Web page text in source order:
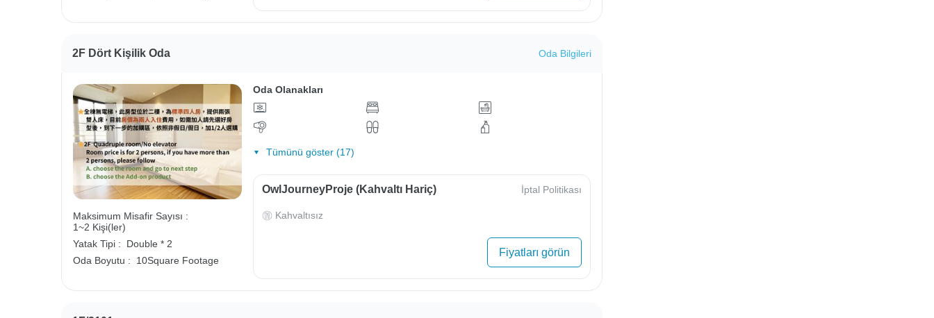
2F Dört Kişilik Oda Oda Bilgileri
Maksimum Misafir Sayısı :
1~2 Kişi(ler)
Yatak Tipi :
Double * 2
Oda Boyutu :
10Square Footage
Oda Olanakları
Tümünü göster (17)
OwlJourneyProje (Kahvaltı Hariç) İptal Politikası
Kahvaltısız
Fiyatları görün